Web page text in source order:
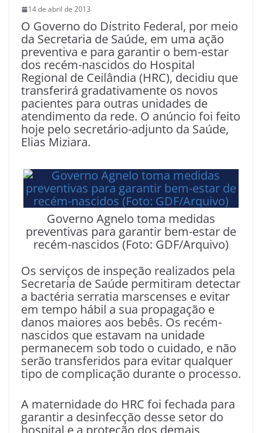
14 de abril de 2013
O Governo do Distrito Federal, por meio
da Secretaria de Saúde, em uma ação
preventiva e para garantir o bem-estar
dos recém-nascidos do Hospital
Regional de Ceilândia (HRC), decidiu que
transferirá gradativamente os novos
pacientes para outras unidades de
atendimento da rede. O anúncio foi feito
hoje pelo secretário-adjunto da Saúde,
Elias Miziara.
Governo Agnelo toma medidas
preventivas para garantir bem-estar de
recém-nascidos (Foto: GDF/Arquivo)
Os serviços de inspeção realizados pela
Secretaria de Saúde permitiram detectar
a bactéria serratia marscenses e evitar
em tempo hábil a sua propagação e
danos maiores aos bebês. Os recém-
nascidos que estavam na unidade
permanecem sob todo o cuidado, e não
serão transferidos para evitar qualquer
tipo de complicação durante o processo.
A maternidade do HRC foi fechada para
garantir a desinfecção desse setor do
hospital e a proteção dos demais